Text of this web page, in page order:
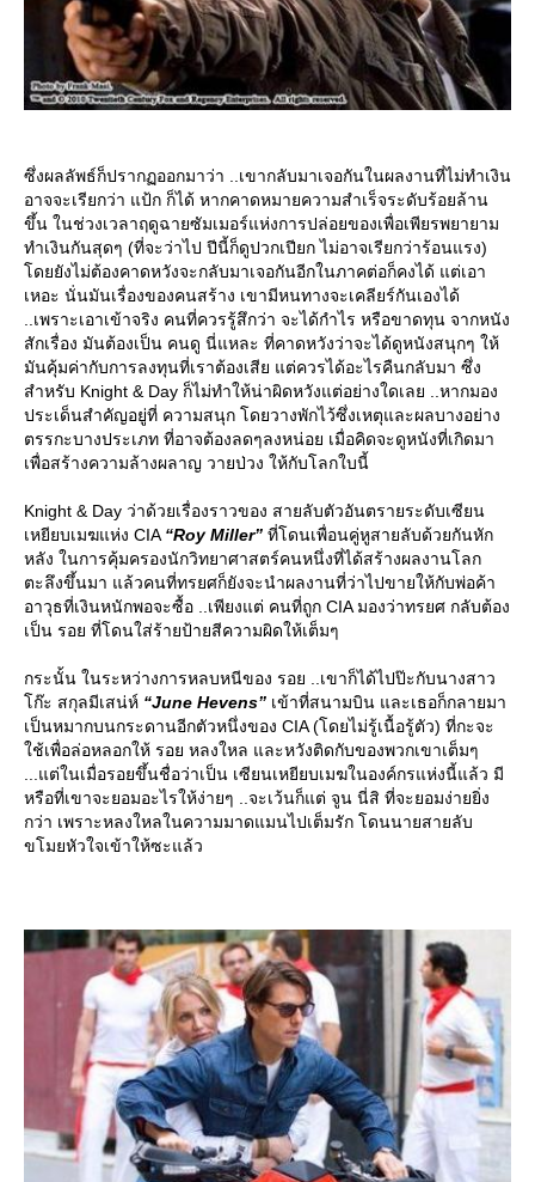
ซึ่งผลลัพธ์ก็ปรากฏออกมาว่า ..เขากลับมาเจอกันในผลงานที่ไม่ทำเงิน
อาจจะเรียกว่า แป้ก ก็ได้ หากคาดหมายความสำเร็จระดับร้อยล้าน
ขึ้น ในช่วงเวลาฤดูฉายซัมเมอร์แห่งการปล่อยของเพื่อเพียรพยายาม
ทำเงินกันสุดๆ (ที่จะว่าไป ปีนี้ก็ดูปวกเปียก ไม่อาจเรียกว่าร้อนแรง)
ดยยังไม่ต้องคาดหวังจะกลับมาเจอกันอีกในภาคต่อก็คงได้ แต่เอา
เหอะ นั่นมันเรื่องของคนสร้าง เขามีหนทางจะเคลียร์กันเองได้
..เพราะเอาเข้าจริง คนที่ควรรู้สึกว่า จะได้กำไร หรือขาดทุน จากหนัง
สักเรื่อง มันต้องเป็น คนดู นี่แหละ ที่คาดหวังว่าจะได้ดูหนังสนุกๆ ให้
มันคุ้มค่ากับการลงทุนที่เราต้องเสีย แต่ควรได้อะไรคืนกลับมา ซึ่ง
สำหรับ Knight & Day ก็ไม่ทำให้น่าผิดหวังแต่อย่างใดเลย ..หากมอง
ประเด็นสำคัญอยู่ที่ ความสนุก โดยวางพักไว้ซึ่งเหตุและผลบางอย่าง
ตรรกะบางประเภท ที่อาจต้องลดๆลงหน่อย เมื่อคิดจะดูหนังที่เกิดมา
เพื่อสร้างความล้างผลาญ วายป่วง ให้กับโลกใบนี้
Knight & Day ว่าด้วยเรื่องราวของ สายลับตัวอันตรายระดับเซียน
เหยียบเมฆแห่ง CIA“Roy Miller” ที่โดนเพื่อนคู่หูสายลับด้วยกันหัก
หลัง ในการคุ้มครองนักวิทยาศาสตร์คนหนึ่งที่ได้สร้างผลงานโลก
ตะลึงขึ้นมา แล้วคนที่ทรยศก็ยังจะนำผลงานที่ว่าไปขายให้กับพ่อค้า
อาวุธที่เงินหนักพอจะซื้อ ..เพียงแต่ คนที่ถูก CIA มองว่าทรยศ กลับต้อง
เป็น รอย ที่โดนใส่ร้ายป้ายสีความผิดให้เต็มๆ
กระนั้น ในระหว่างการหลบหนีของ รอย ..เขาก็ได้ไปป๊ะกับนางสาว
ก๊ะ สกุลมีเสน่ห์ “June Hevens” เข้าที่สนามบิน และเธอก็กลายมา
เป็นหมากบนกระดานอีกตัวหนึ่งของ CIA (โดยไม่รู้เนื้อรู้ตัว) ที่กะจะ
ช้เพื่อล่อหลอกให้ รอย หลงใหล และหวังติดกับของพวกเขาเต็มๆ
...แต่ในเมื่อรอยขึ้นชื่อว่าเป็น เซียนเหยียบเมฆในองค์กรแห่งนี้แล้ว มี
หรือที่เขาจะยอมอะไรให้ง่ายๆ ..จะเว้นก็แต่ จูน นี่สิ ที่จะยอมง่ายยิ่ง
กว่า เพราะหลงใหลในความมาดแมนไปเต็มรัก โดนนายสายลับ
ขโมยหัวใจเข้าให้ซะแล้ว